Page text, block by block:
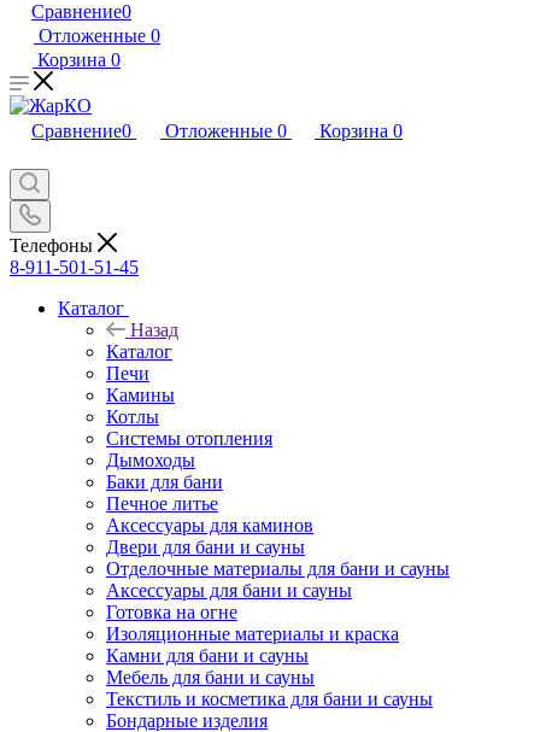
Сравнение0
Отложенные 0
Корзина 0
Сравнение0 Отложенные 0 Корзина 0
Телефоны
8-911-501-51-45
Каталог
Назад
Каталог
Печи
Камины
Котлы
Системы отопления
Дымоходы
Баки для бани
Печное литье
Аксессуары для каминов
Двери для бани и сауны
Отделочные материалы для бани и сауны
Аксессуары для бани и сауны
Готовка на огне
Изоляционные материалы и краска
Камни для бани и сауны
Мебель для бани и сауны
Текстиль и косметика для бани и сауны
Бондарные изделия